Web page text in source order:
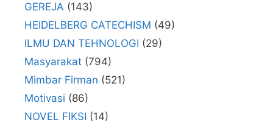
GEREJA (143)
HEIDELBERG CATECHISM (49)
ILMU DAN TEHNOLOGI (29)
Masyarakat (794)
Mimbar Firman (521)
Motivasi (86)
NOVEL FIKSI (14)